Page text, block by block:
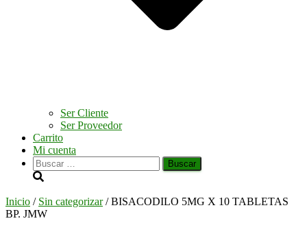
Ser Cliente
Ser Proveedor
Carrito
Mi cuenta
Buscar:
Inicio / Sin categorizar/ BISACODILO 5MG X 10 TABLETAS
BP. JMW